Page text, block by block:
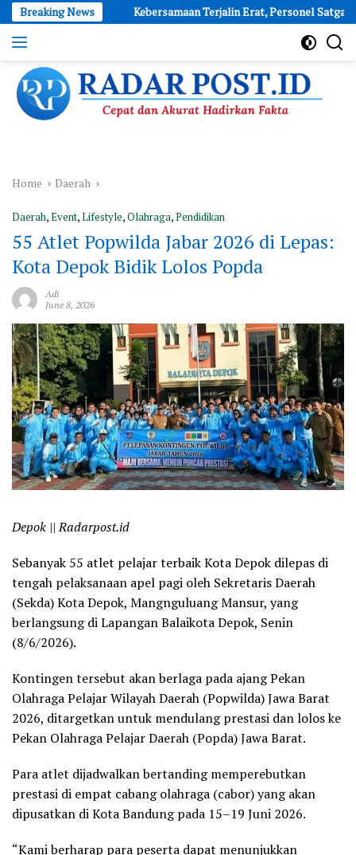
Skip
to
content
Breaking News
Ke-81 Kebersamaan Terjalin Erat, Personel Satgas TMMD
dan
Akurat
Hadirkan
Fakta
Home Daerah
Daerah,Event,Lifestyle,Olahraga,Pendidikan
55 Atlet Popwilda Jabar 2026 di Lepas:
Kota Depok Bidik Lolos Popda
Adi
June 8, 2026
Depok || Radarpost.id
Sebanyak 55 atlet pelajar terbaik Kota Depok dilepas di
tengah pelaksanaan apel pagi oleh Sekretaris Daerah
(Sekda) Kota Depok, Mangnguluang Mansur, yang
berlangsung di Lapangan Balaikota Depok, Senin
(8/6/2026).
Kontingen tersebut akan berlaga pada ajang Pekan
Olahraga Pelajar Wilayah Daerah (Popwilda) Jawa Barat
2026, ditargetkan untuk mendulang prestasi dan lolos ke
Pekan Olahraga Pelajar Daerah (Popda) Jawa Barat.
Para atlet dijadwalkan bertanding memperebutkan
prestasi di empat cabang olahraga (cabor) yang akan
dipusatkan di Kota Bandung pada 15–19 Juni 2026.
“Kami berharap para peserta dapat menunjukkan